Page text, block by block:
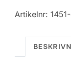
5%
mängd
Artikelnr: